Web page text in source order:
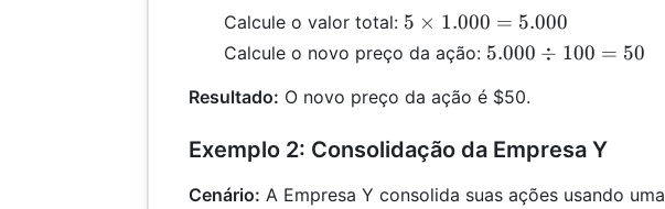
Calcule o valor total: 5
\times
1.000
=
5 × 1.000 = 5.000
Calcule o novo preço da ação: 5.000
100
5.000 ÷ 100 = 50
Resultado: O novo preço da ação é $50.
Exemplo 2: Consolidação da Empresa Y
Cenário: A Empresa Y consolida suas ações usando uma